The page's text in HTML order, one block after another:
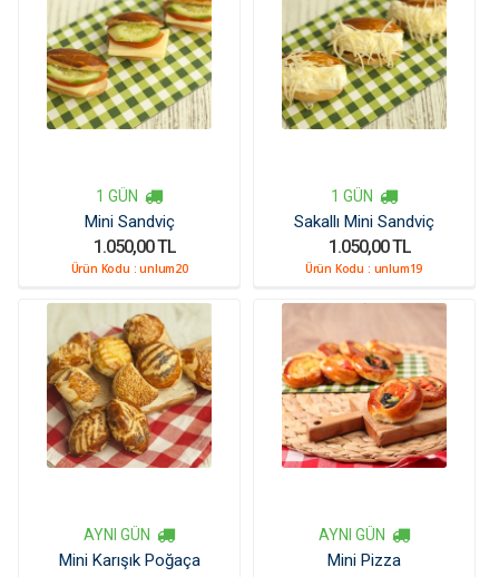
1 GÜN
Mini Sandviç
1.050,00 TL
Ürün Kodu :unlum20
1 GÜN
Sakallı Mini Sandviç
1.050,00 TL
Ürün Kodu : unlum19
AYNI GÜN
Mini Karışık Poğaça
AYNI GÜN
Mini Pizza